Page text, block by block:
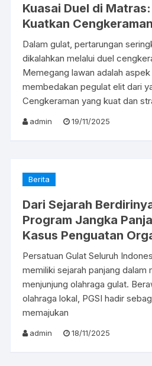
Kuasai Duel di
Kuatkan
Dalam gulat, pertarungan
dikalahkan melalui duel
Memegang lawan adalah
membedakan pegulat elit dari
Cengkeraman yang kuat dan
admin 19/11/2025
Berita
Dari Sejarah
Program Jangka
Kasus Penguatan
Persatuan Gulat Seluruh
memiliki sejarah panjang dalam
menjunjung olahraga gulat.
olahraga lokal, PGSI hadir
memajukan
admin 18/11/2025